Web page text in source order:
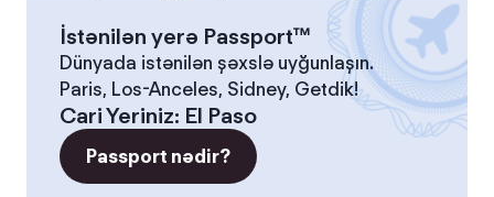
İstənilən yerə Passport™
Dünyada istənilən şəxslə uyğunlaşın.
Paris, Los-Anceles, Sidney, Getdik!
Cari Yeriniz: El Paso
Passport nədir?